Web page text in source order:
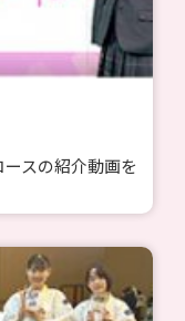
ースの紹介動画を